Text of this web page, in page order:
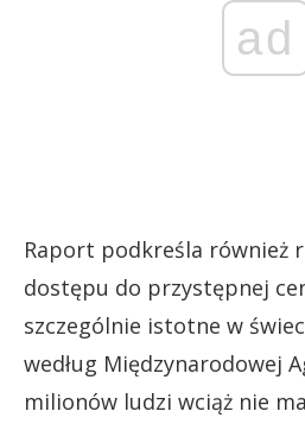
ad
Raport podkreśla również
dostępu do przystępnej
szczególnie istotne w
według Międzynarodowej
milionów ludzi wciąż nie